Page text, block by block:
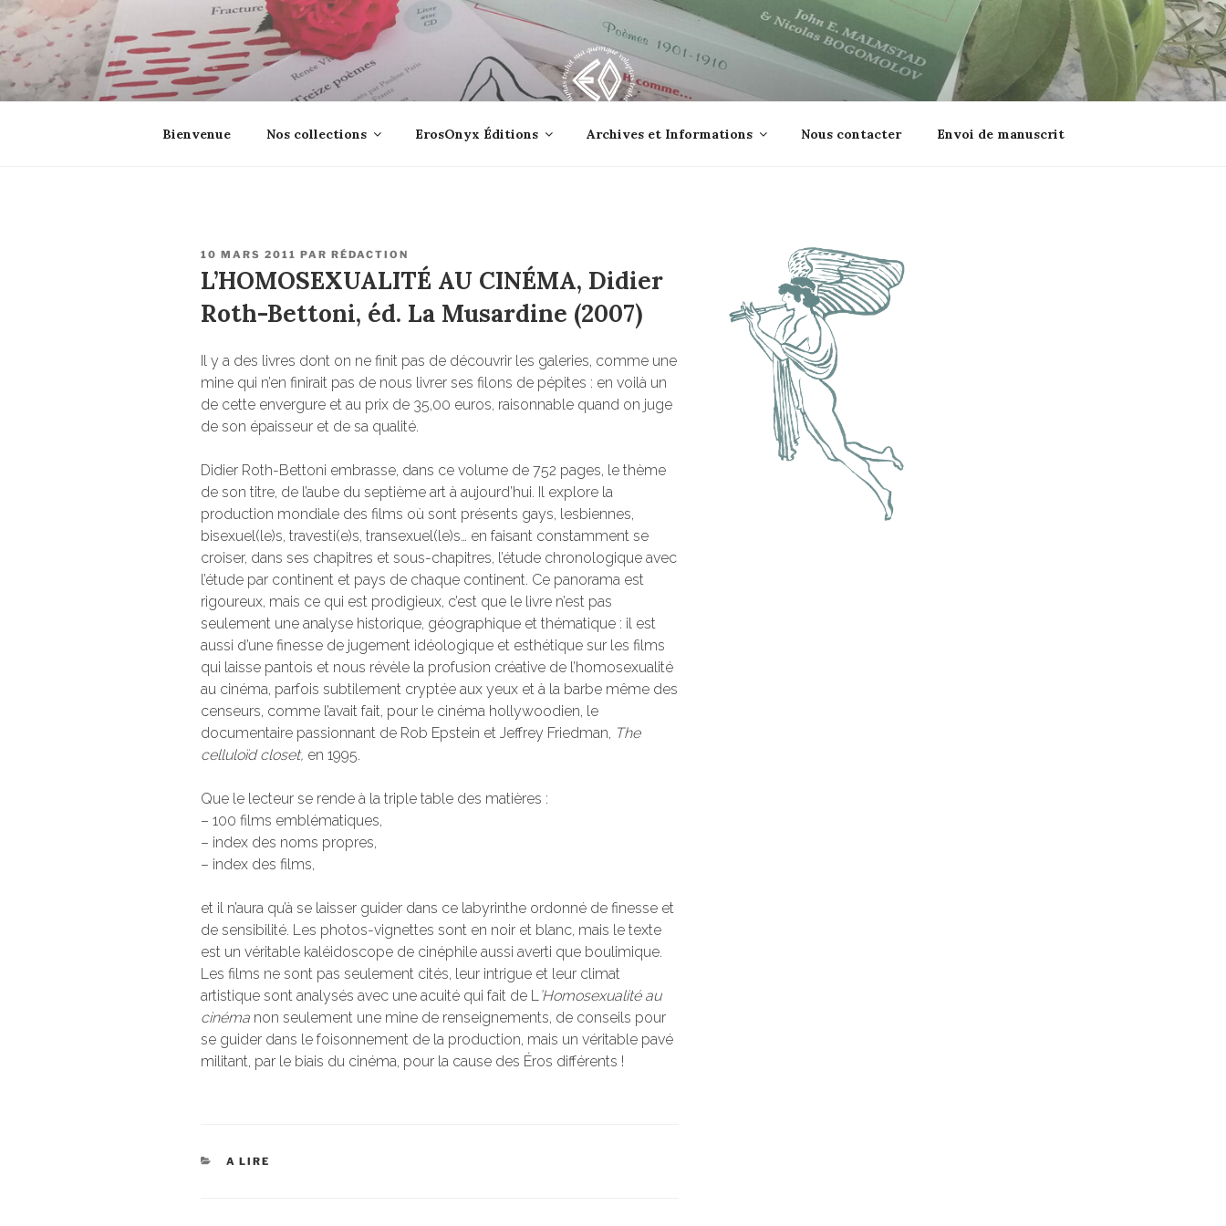
Aller
au
contenu
principal
EROSONYX
Tout livre n’est-il pas une bouteille jetée à la mer ?
Bienvenue Nos collections ErosOnyx Éditions Archives et Informations Nous contacter Envoi de manuscrit
PUBLIÉ
LE
10 MARS 2011 PAR RÉDACTION
L’HOMOSEXUALITÉ AU CINÉMA, Didier
Roth-Bettoni, éd. La Musardine (2007)
Il y a des livres dont on ne finit pas de découvrir les galeries, comme une
mine qui n’en finirait pas de nous livrer ses filons de pépites : en voilà un
de cette envergure et au prix de 35,00 euros, raisonnable quand on juge
de son épaisseur et de sa qualité.
Didier Roth-Bettoni embrasse, dans ce volume de 752 pages, le thème
de son titre, de l’aube du septième art à aujourd’hui. Il explore la
production mondiale des films où sont présents gays, lesbiennes,
bisexuel(le)s, travesti(e)s, transexuel(le)s… en faisant constamment se
croiser, dans ses chapitres et sous-chapitres, l’étude chronologique avec
l’étude par continent et pays de chaque continent. Ce panorama est
rigoureux, mais ce qui est prodigieux, c’est que le livre n’est pas
seulement une analyse historique, géographique et thématique : il est
aussi d’une finesse de jugement idéologique et esthétique sur les films
qui laisse pantois et nous révèle la profusion créative de l’homosexualité
au cinéma, parfois subtilement cryptée aux yeux et à la barbe même des
censeurs, comme l’avait fait, pour le cinéma hollywoodien, le
documentaire passionnant de Rob Epstein et Jeffrey Friedman, The
celluloïd closet, en 1995.
Que le lecteur se rende à la triple table des matières :
– 100 films emblématiques,
– index des noms propres,
– index des films,
et il n’aura qu’à se laisser guider dans ce labyrinthe ordonné de finesse et
de sensibilité. Les photos-vignettes sont en noir et blanc, mais le texte
est un véritable kaléidoscope de cinéphile aussi averti que boulimique.
Les films ne sont pas seulement cités, leur intrigue et leur climat
artistique sont analysés avec une acuité qui fait de L’Homosexualité au
cinéma non seulement une mine de renseignements, de conseils pour
se guider dans le foisonnement de la production, mais un véritable pavé
militant, par le biais du cinéma, pour la cause des Éros différents !
CATÉGORIES
A LIRE